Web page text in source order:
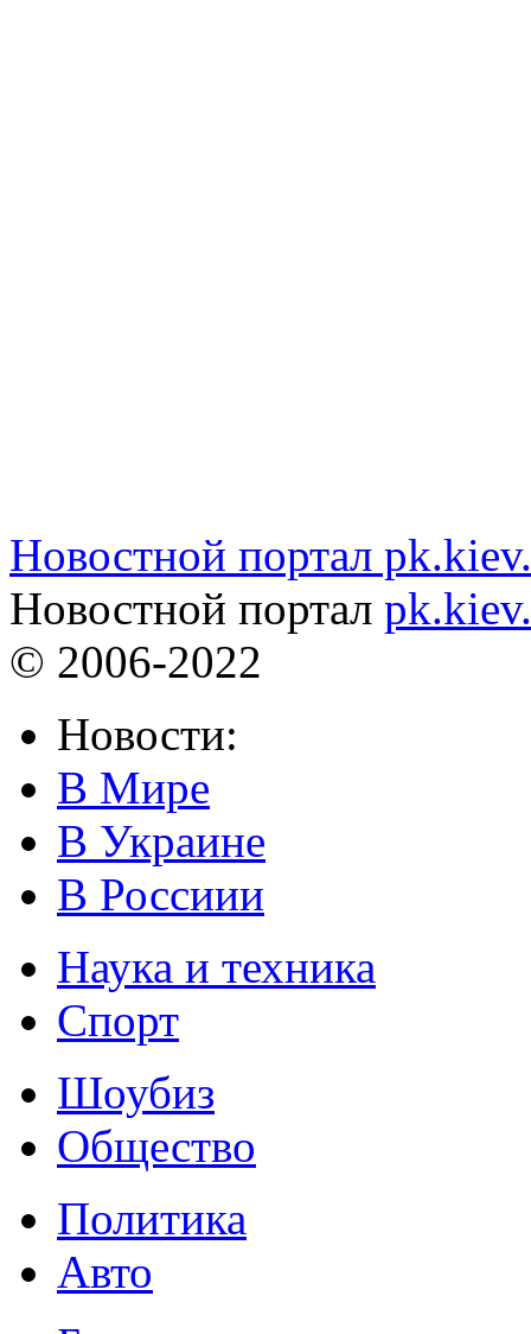
Новостной портал
Новостной портал
© 2006-2022
Новости:
В Мире
В Украине
В Россиии
Наука и техника
Спорт
Шоубиз
Общество
Политика
Авто